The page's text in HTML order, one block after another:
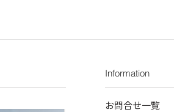
Information
お問合せ一覧